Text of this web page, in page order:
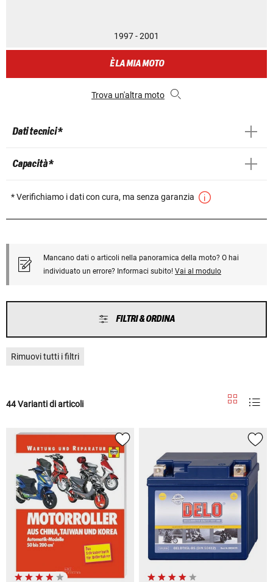
1997 - 2001
È LA MIA MOTO
Trova un'altra moto
Dati tecnici *
Capacità *
* Verifichiamo i dati con cura, ma senza garanzia
Mancano dati o articoli nella panoramica della moto? O hai
individuato un errore? Informaci subito! Vai al modulo
FILTRI & ORDINA
Rimuovi tutti i filtri
44 Varianti di articoli